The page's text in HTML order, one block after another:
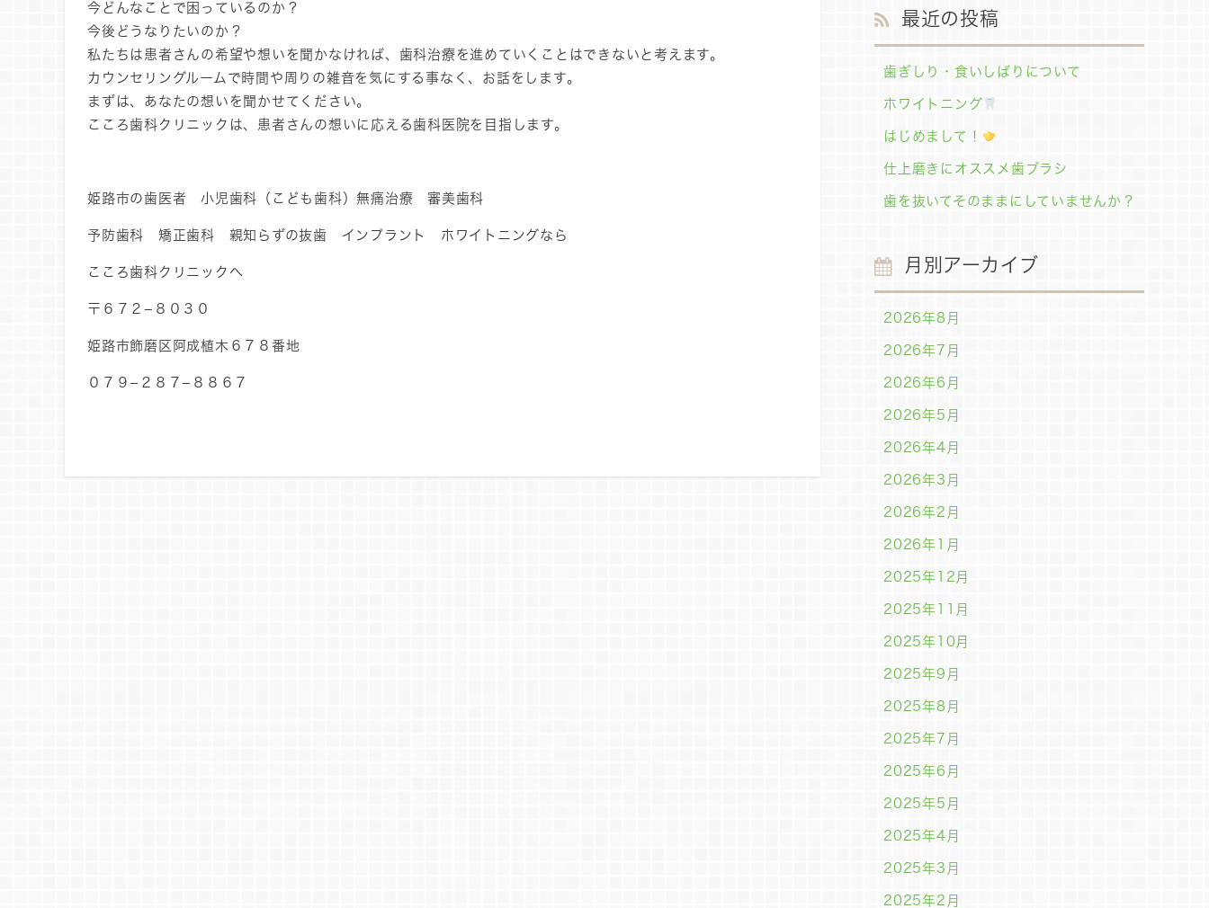
今どんなことで困っているのか？
今後どうなりたいのか？
私たちは患者さんの希望や想いを聞かなければ、歯科治療を進めていくことはできないと考えます。
カウンセリングルームで時間や周りの雑音を気にする事なく、お話をします。
まずは、あなたの想いを聞かせてください。
こころ歯科クリニックは、患者さんの想いに応える歯科医院を目指します。
姫路市の歯医者 小児歯科（こども歯科）無痛治療 審美歯科
予防歯科 矯正歯科 親知らずの抜歯 インプラント ホワイトニングなら
こころ歯科クリニックへ
〒６７２−８０３０
姫路市飾磨区阿成植木６７８番地
０７９−２８７−８８６７
最近の投稿
歯ぎしり・食いしばりについて
ホワイトニング
はじめまして！
仕上磨きにオススメ歯ブラシ
歯を抜いてそのままにしていませんか？
月別アーカイブ
2026年8月
2026年7月
2026年6月
2026年5月
2026年4月
2026年3月
2026年2月
2026年1月
2025年12月
2025年11月
2025年10月
2025年9月
2025年8月
2025年7月
2025年6月
2025年5月
2025年4月
2025年3月
2025年2月